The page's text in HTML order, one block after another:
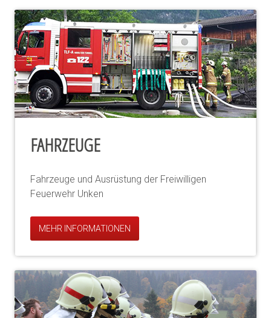
FAHRZEUGE
Fahrzeuge und Ausrüstung der Freiwilligen
Feuerwehr Unken
MEHR INFORMATIONEN